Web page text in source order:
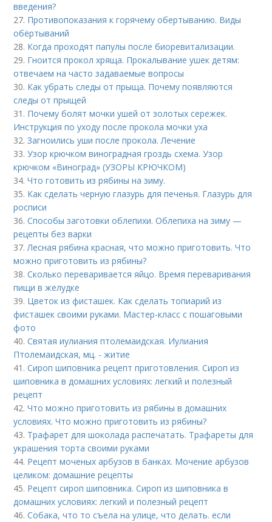
введения?
27. Противопоказания к горячему обертыванию. Виды
обёртываний
28. Когда проходят папулы после биоревитализации.
29. Гноится прокол хряща. Прокалывание ушек детям:
отвечаем на часто задаваемые вопросы
30. Как убрать следы от прыща. Почему появляются
следы от прыщей
31. Почему болят мочки ушей от золотых сережек.
Инструкция по уходу после прокола мочки уха
32.Загноились уши после прокола. Лечение
33.Узор крючком виноградная гроздь схема. Узор
крючком «Виноград» (УЗОРЫ КРЮЧКОМ)
34.Что готовить из рябины на зиму.
35. Как сделать черную глазурь для печенья. Глазурь для
росписи
36.Способы заготовки облепихи. Облепиха на зиму —
рецепты без варки
37.Лесная рябина красная, что можно приготовить. Что
можно приготовить из рябины?
38.Сколько переваривается яйцо. Время переваривания
пищи в желудке
39. Цветок из фисташек. Как сделать топиарий из
фисташек своими руками. Мастер-класс с пошаговыми
фото
40.Святая иулиания птолемаидская. Иулиания
Птолемаидская, мц. - житие
41.Сироп шиповника рецепт приготовления. Сироп из
шиповника в домашних условиях: легкий и полезный
рецепт
42.Что можно приготовить из рябины в домашних
условиях. Что можно приготовить из рябины?
43. Трафарет для шоколада распечатать. Трафареты для
украшения торта своими руками
44. Рецепт моченых арбузов в банках. Мочение арбузов
целиком: домашние рецепты
45. Рецепт сироп шиповника. Сироп из шиповника в
домашних условиях: легкий и полезный рецепт
46.Собака, что то съела на улице, что делать. если